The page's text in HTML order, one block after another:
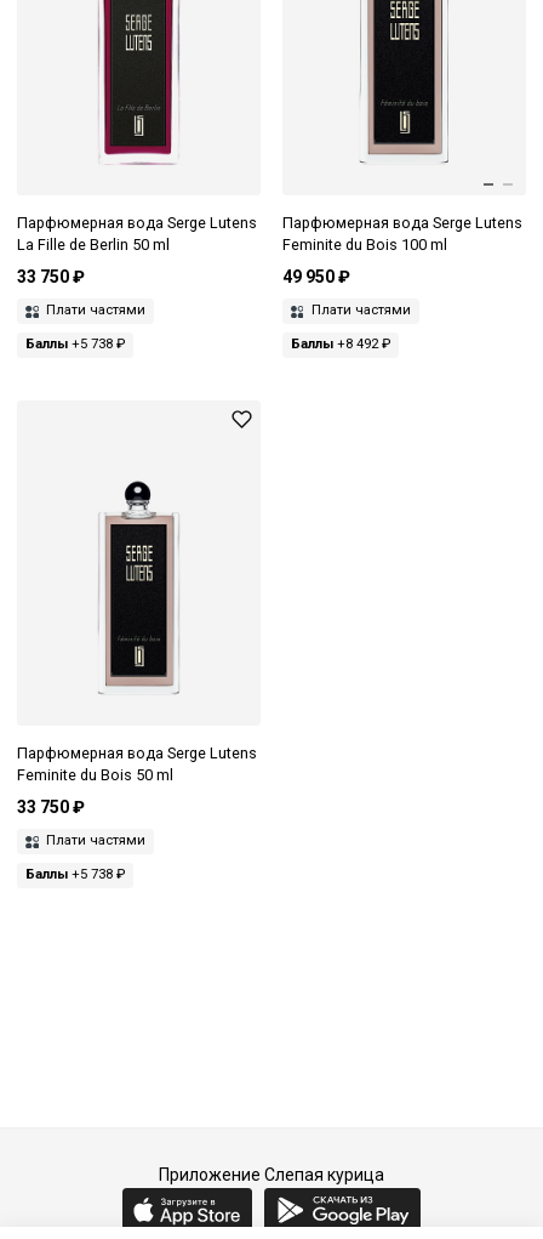
Парфюмерная вода Serge Lutens
La Fille de Berlin 50 ml
33 750 ₽
Плати частями
Баллы +5 738 ₽
Парфюмерная вода Serge Lutens
Feminite du Bois 100 ml
49 950 ₽
Плати частями
Баллы+8 492 ₽
Парфюмерная вода Serge Lutens
Feminite du Bois 50 ml
33 750 ₽
Плати частями
Баллы +5 738 ₽
Приложение Слепая курица